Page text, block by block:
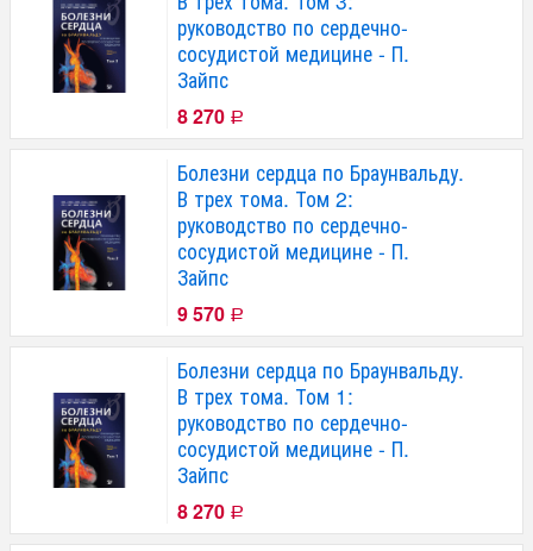
руководство по сердечно-
сосудистой медицине - П.
Зайпс
8 270 Р
Болезни сердца по Браунвальду.
В трех тома. Том 2:
руководство по сердечно-
сосудистой медицине - П.
Зайпс
9 570 Р
Болезни сердца по Браунвальду.
В трех тома. Том 1:
руководство по сердечно-
сосудистой медицине - П.
Зайпс
8 270 Р